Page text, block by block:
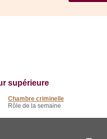
supérieure
Chambre criminelle
Rôle de la semaine